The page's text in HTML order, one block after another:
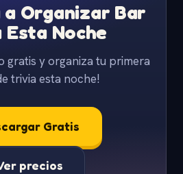
a Organizar Bar
Esta Noche
gratis y organiza tu primera
trivia esta noche!
Gratis
precios